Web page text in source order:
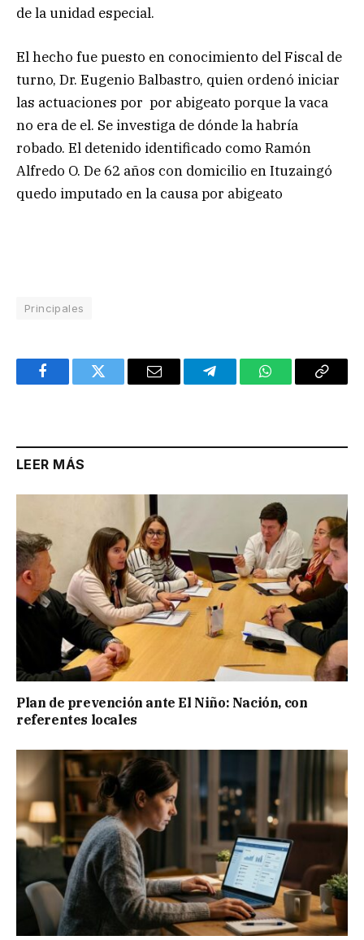
de la unidad especial.
El hecho fue puesto en conocimiento del Fiscal de
turno, Dr. Eugenio Balbastro, quien ordenó iniciar
las actuaciones por por abigeato porque la vaca
no era de el. Se investiga de dónde la habría
robado. El detenido identificado como Ramón
Alfredo O. De 62 años con domicilio en Ituzaingó
quedo imputado en la causa por abigeato
Principales
FacebookTwitter Email TelegramWhatsAppCopy
LEER MÁS
Plan de prevención ante El Niño: Nación, con
referentes locales